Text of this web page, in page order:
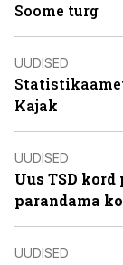
Soome turg
UUDISED
Kajak
UUDISED
Uus TSD
parandama
UUDISED